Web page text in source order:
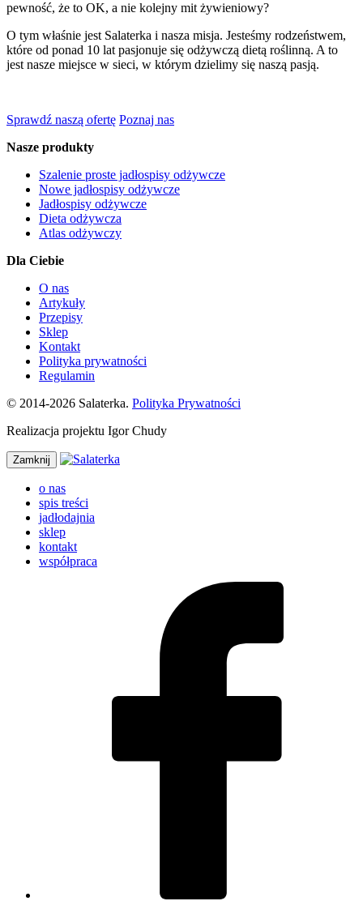
pewność, że to OK, a nie kolejny mit żywieniowy?
O tym właśnie jest Salaterka i nasza misja. Jesteśmy rodzeństwem,
które od ponad 10 lat pasjonuje się odżywczą dietą roślinną. A to
jest nasze miejsce w sieci, w którym dzielimy się naszą pasją.
Sprawdź naszą ofertę Poznaj nas
Nasze produkty
Szalenie proste jadłospisy odżywcze
Nowe jadłospisy odżywcze
Jadłospisy odżywcze
Dieta odżywcza
Atlas odżywczy
Dla Ciebie
O nas
Artykuły
Przepisy
Sklep
Kontakt
Polityka prywatności
Regulamin
© 2014-2026 Salaterka. Polityka Prywatności
Realizacja projektu Igor Chudy
Zamknij
o nas
spis treści
jadłodajnia
sklep
kontakt
współpraca